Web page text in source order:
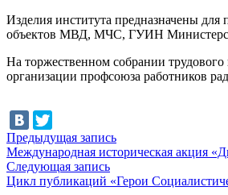
Изделия института предназначены
объектов МВД, МЧС, ГУИН
На торжественном собрании
организации профсоюза работников
Навигация
по
записям
Предыдущая записьПредыдущая
запись:
Международная историческая акция
Следующая записьСледующая
запись:
Цикл публикаций «Герои